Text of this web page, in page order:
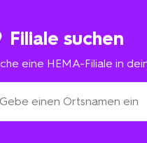
Filiale suchen
eine HEMA-Filiale in